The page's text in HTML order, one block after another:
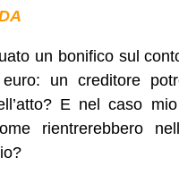
un bonifico sul
un creditore
E nel caso
rientrerebbero